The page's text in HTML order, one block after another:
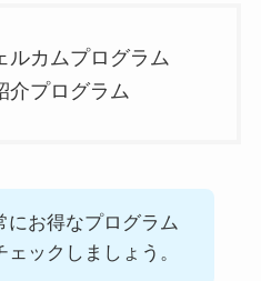
ルカムプログラム
介プログラム
にお得なプログラム
ックしましょう。